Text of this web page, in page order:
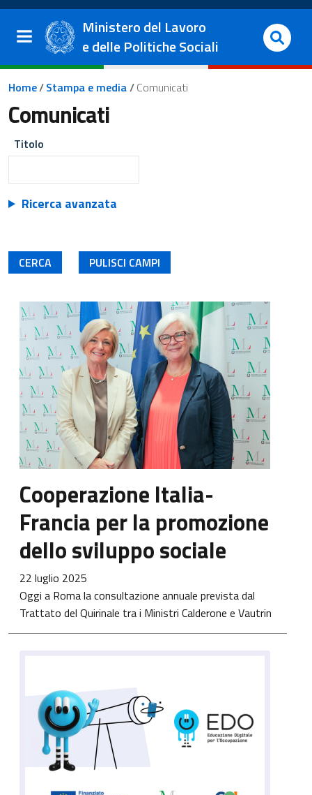
Salta al contenuto principale
Vai al footer
Ministero del Lavoro
e delle Politiche Sociali
Briciole di pane
Home/Stampa e media/Comunicati
Comunicati
Titolo
Ricerca avanzata
Cooperazione Italia-
Francia per la promozione
dello sviluppo sociale
22 luglio 2025
Oggi a Roma la consultazione annuale prevista dal
Trattato del Quirinale tra i Ministri Calderone e Vautrin